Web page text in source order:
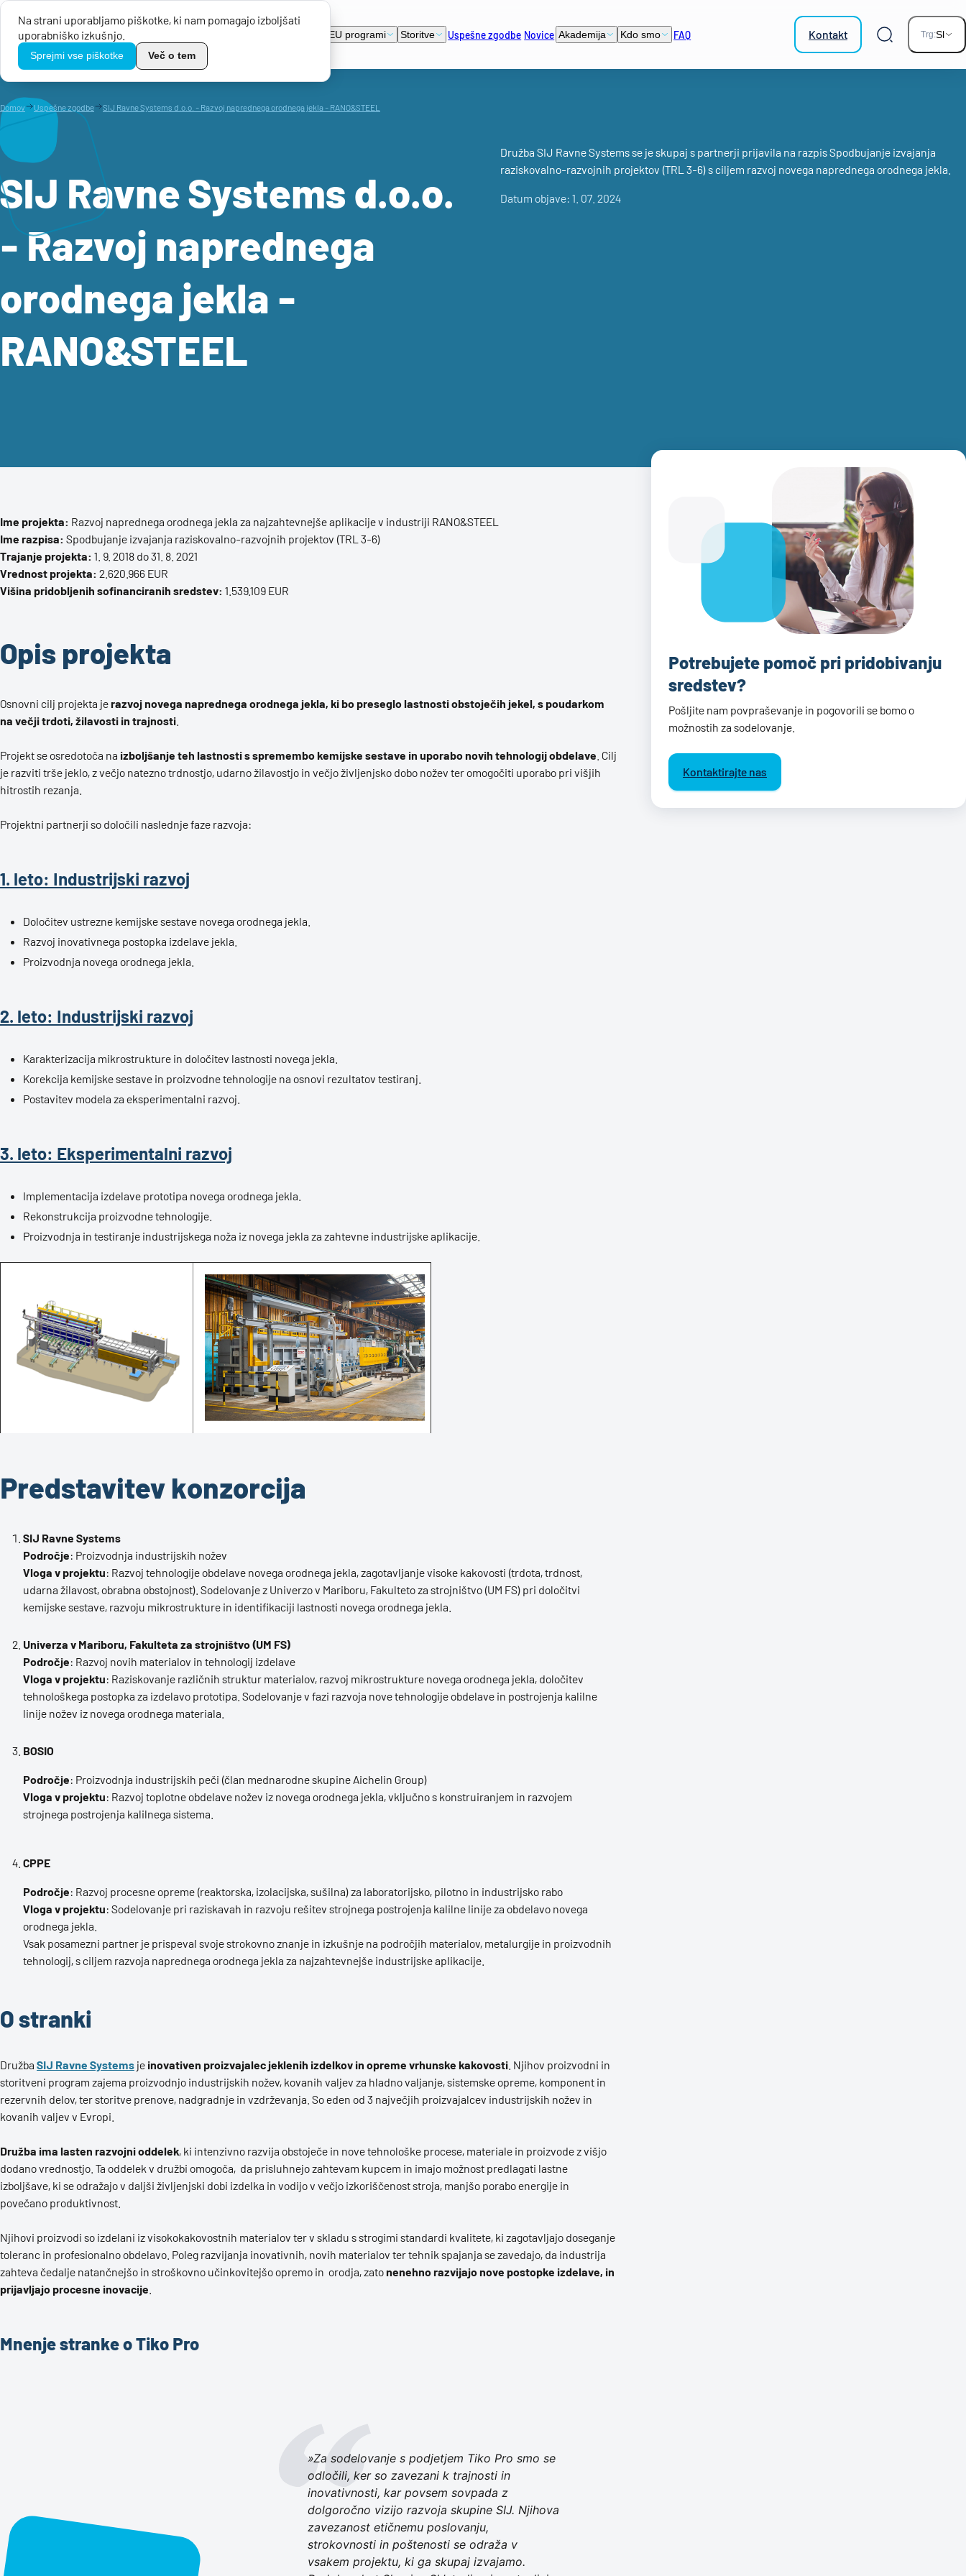
Na strani uporabljamo piškotke, ki nam pomagajo izboljšati
uporabniško izkušnjo.
Sprejmi vse piškotke Več o tem
TikoPro
EU programi Storitve Uspešne zgodbe Novice Akademija Kdo smo FAQ Kontakt
Iskalnik
Trg:Sl
Domov Uspešne zgodbe SIJ Ravne Systems d.o.o. - Razvoj naprednega orodnega jekla - RANO&STEEL
SIJ Ravne Systems d.o.o.
- Razvoj naprednega
orodnega jekla -
RANO&STEEL
Družba SIJ Ravne Systems se je skupaj s partnerji prijavila na razpis Spodbujanje izvajanja
raziskovalno-razvojnih projektov (TRL 3-6) s ciljem razvoj novega naprednega orodnega jekla.
Datum objave: 1. 07. 2024
Ime projekta: Razvoj naprednega orodnega jekla za najzahtevnejše aplikacije v industriji RANO&STEEL
Ime razpisa: Spodbujanje izvajanja raziskovalno-razvojnih projektov (TRL 3-6)
Trajanje projekta: 1. 9. 2018 do 31. 8. 2021
Vrednost projekta: 2.620.966 EUR
Višina pridobljenih sofinanciranih sredstev: 1.539.109 EUR
Opis projekta
Osnovni cilj projekta jerazvoj novega naprednega orodnega jekla, ki bo preseglo lastnosti obstoječih jekel, s poudarkom
na večji trdoti, žilavosti in trajnosti
Projekt se osredotoča na izboljšanje teh lastnosti s spremembo kemijske sestave in uporabo novih tehnologij obdelave . Cilj
je razviti trše jeklo, z večjo natezno trdnostjo, udarno žilavostjo in večjo življenjsko dobo nožev ter omogočiti uporabo pri višjih
hitrostih rezanja.
Projektni partnerji so določili naslednje faze razvoja:
1. leto: Industrijski razvoj
Določitev ustrezne kemijske sestave novega orodnega jekla.
Razvoj inovativnega postopka izdelave jekla.
Proizvodnja novega orodnega jekla.
2. leto: Industrijski razvoj
Karakterizacija mikrostrukture in določitev lastnosti novega jekla.
Korekcija kemijske sestave in proizvodne tehnologije na osnovi rezultatov testiranj.
Postavitev modela za eksperimentalni razvoj.
3. leto: Eksperimentalni razvoj
Implementacija izdelave prototipa novega orodnega jekla.
Rekonstrukcija proizvodne tehnologije.
Proizvodnja in testiranje industrijskega noža iz novega jekla za zahtevne industrijske aplikacije.
Predstavitev konzorcija
SIJ Ravne Systems
Področje: Proizvodnja industrijskih nožev
Vloga v projektu: Razvoj tehnologije obdelave novega orodnega jekla, zagotavljanje visoke kakovosti (trdota, trdnost,
udarna žilavost, obrabna obstojnost). Sodelovanje z Univerzo v Mariboru, Fakulteto za strojništvo (UM FS) pri določitvi
kemijske sestave, razvoju mikrostrukture in identifikaciji lastnosti novega orodnega jekla.
Univerza v Mariboru, Fakulteta za strojništvo (UM FS)
Področje: Razvoj novih materialov in tehnologij izdelave
Vloga v projektu: Raziskovanje različnih struktur materialov, razvoj mikrostrukture novega orodnega jekla, določitev
tehnološkega postopka za izdelavo prototipa. Sodelovanje v fazi razvoja nove tehnologije obdelave in postrojenja kalilne
linije nožev iz novega orodnega materiala.
BOSIO
Področje: Proizvodnja industrijskih peči (član mednarodne skupine Aichelin Group)
Vloga v projektu: Razvoj toplotne obdelave nožev iz novega orodnega jekla, vključno s konstruiranjem in razvojem
strojnega postrojenja kalilnega sistema.
CPPE
Področje: Razvoj procesne opreme (reaktorska, izolacijska, sušilna) za laboratorijsko, pilotno in industrijsko rabo
Vloga v projektu: Sodelovanje pri raziskavah in razvoju rešitev strojnega postrojenja kalilne linije za obdelavo novega
orodnega jekla.
Vsak posamezni partner je prispeval svoje strokovno znanje in izkušnje na področjih materialov, metalurgije in proizvodnih
tehnologij, s ciljem razvoja naprednega orodnega jekla za najzahtevnejše industrijske aplikacije.
O stranki
Družba SIJ Ravne Systems je inovativen proizvajalec jeklenih izdelkov in opreme vrhunske kakovosti . Njihov proizvodni in
storitveni program zajema proizvodnjo industrijskih nožev, kovanih valjev za hladno valjanje, sistemske opreme, komponent in
rezervnih delov, ter storitve prenove, nadgradnje in vzdrževanja. So eden od 3 največjih proizvajalcev industrijskih nožev in
kovanih valjev v Evropi.
Družba ima lasten razvojni oddelek, ki intenzivno razvija obstoječe in nove tehnološke procese, materiale in proizvode z višjo
dodano vrednostjo. Ta oddelek v družbi omogoča, da prisluhnejo zahtevam kupcem in imajo možnost predlagati lastne
izboljšave, ki se odražajo v daljši življenjski dobi izdelka in vodijo v večjo izkoriščenost stroja, manjšo porabo energije in
povečano produktivnost.
Njihovi proizvodi so izdelani iz visokokakovostnih materialov ter v skladu s strogimi standardi kvalitete, ki zagotavljajo doseganje
toleranc in profesionalno obdelavo. Poleg razvijanja inovativnih, novih materialov ter tehnik spajanja se zavedajo, da industrija
zahteva čedalje natančnejšo in stroškovno učinkovitejšo opremo in orodja, zatonenehno razvijajo nove postopke izdelave, in
prijavljajo procesne inovacije
Mnenje stranke o Tiko Pro
»Za sodelovanje s podjetjem Tiko Pro smo se
odločili, ker so zavezani k trajnosti in
inovativnosti, kar povsem sovpada z
dolgoročno vizijo razvoja skupine SIJ. Njihova
zavezanost etičnemu poslovanju,
strokovnosti in poštenosti se odraža v
vsakem projektu, ki ga skupaj izvajamo.
Potrebujete pomoč pri pridobivanju
sredstev?
Pošljite nam povpraševanje in pogovorili se bomo o
možnostih za sodelovanje.
Kontaktirajte nas